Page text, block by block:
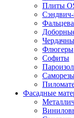
Плиты
Флюгеры
Софиты
Фасадные